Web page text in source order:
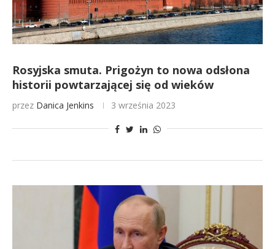
Rosyjska smuta. Prigożyn to nowa odsłona
historii powtarzającej się od wieków
przez Danica Jenkins 3 września 2023